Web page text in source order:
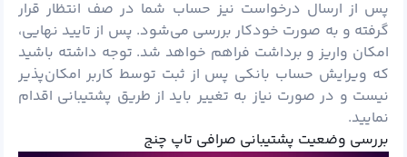
پس از ارسال درخواست نیز حساب شما در صف انتظار قرار
گرفته و به صورت خودکار بررسی می‌شود. پس از تایید نهایی،
امکان واریز و برداشت فراهم خواهد شد. توجه داشته باشید
که ویرایش حساب بانکی پس از ثبت توسط کاربر امکان‌پذیر
نیست و در صورت نیاز به تغییر باید از طریق پشتیبانی اقدام
نمایید.
بررسی وضعیت پشتیبانی صرافی تاپ چنج